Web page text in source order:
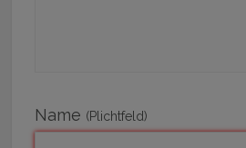
Name (Plichtfeld)